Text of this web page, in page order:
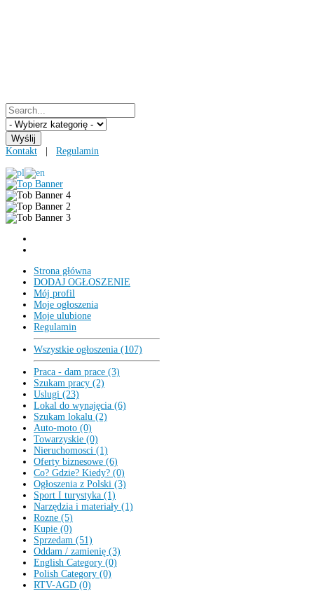
Kontakt Regulamin
Strona główna
DODAJ OGŁOSZENIE
Mój profil
Moje ogłoszenia
Moje ulubione
Regulamin
Wszystkie ogłoszenia (107)
Praca - dam prace (3)
Szukam pracy (2)
Uslugi (23)
Lokal do wynajęcia (6)
Szukam lokalu (2)
Auto-moto (0)
Towarzyskie (0)
Nieruchomosci (1)
Oferty biznesowe (6)
Co? Gdzie? Kiedy? (0)
Ogłoszenia z Polski (3)
Sport I turystyka (1)
Narzędzia i materiały (1)
Rozne (5)
Kupie (0)
Sprzedam (51)
Oddam / zamienię (3)
English Category (0)
Polish Category (0)
RTV-AGD (0)